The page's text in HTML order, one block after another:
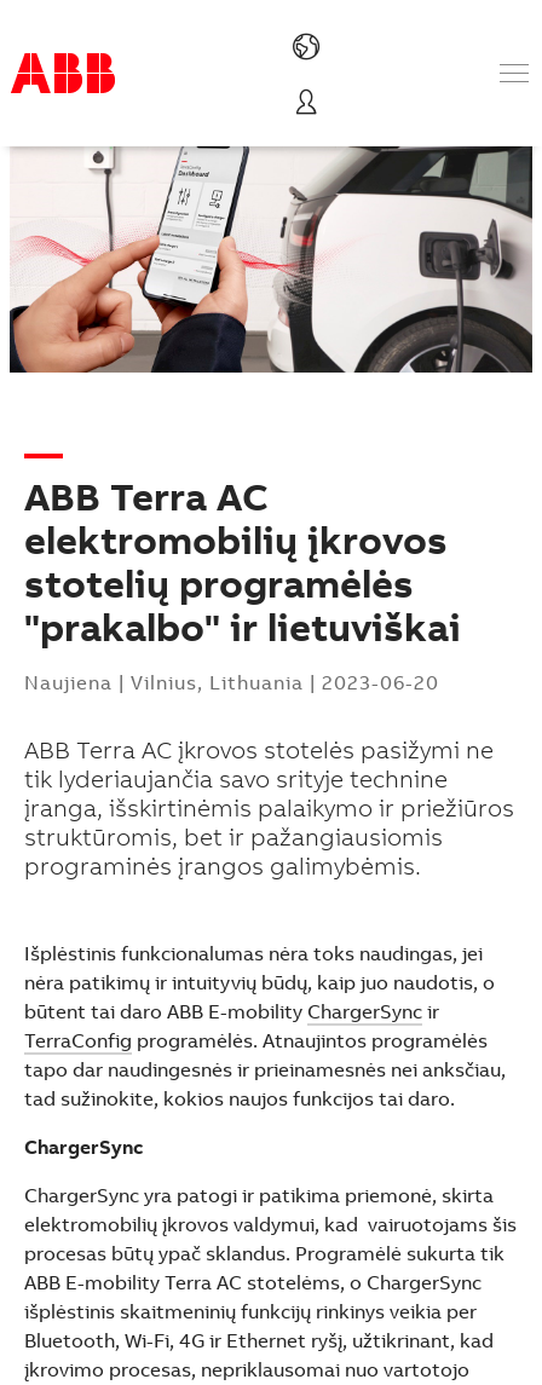
Produktai ir sprendimai
Pramonės šakos
Paslaugos
Apie ABB
Where to buy
Susisiekite
Karjera
Suggestions
Products
See more products
ABB Terra AC
elektromobilių įkrovos
stotelių programėlės
"prakalbo" ir lietuviškai
Naujiena | Vilnius, Lithuania | 2023-06-20
ABB Terra AC įkrovos stotelės pasižymi ne
tik lyderiaujančia savo srityje technine
įranga, išskirtinėmis palaikymo ir priežiūros
struktūromis, bet ir pažangiausiomis
programinės įrangos galimybėmis.
Išplėstinis funkcionalumas nėra toks naudingas, jei
nėra patikimų ir intuityvių būdų, kaip juo naudotis, o
būtent tai daro ABB E-mobility ChargerSync ir
TerraConfig programėlės. Atnaujintos programėlės
tapo dar naudingesnės ir prieinamesnės nei anksčiau,
tad sužinokite, kokios naujos funkcijos tai daro.
ChargerSync
ChargerSync yra patogi ir patikima priemonė, skirta
elektromobilių įkrovos valdymui, kad vairuotojams šis
procesas būtų ypač sklandus. Programėlė sukurta tik
ABB E-mobility Terra AC stotelėms, o ChargerSync
išplėstinis skaitmeninių funkcijų rinkinys veikia per
Bluetooth, Wi-Fi, 4G ir Ethernet ryšį, užtikrinant, kad
įkrovimo procesas, nepriklausomai nuo vartotojo